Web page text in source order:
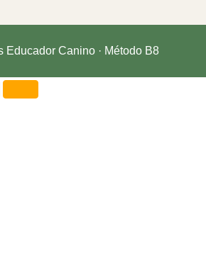
Educador Canino · Método B8